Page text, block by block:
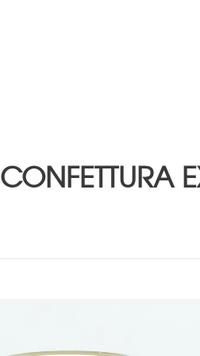
CONFETTURA